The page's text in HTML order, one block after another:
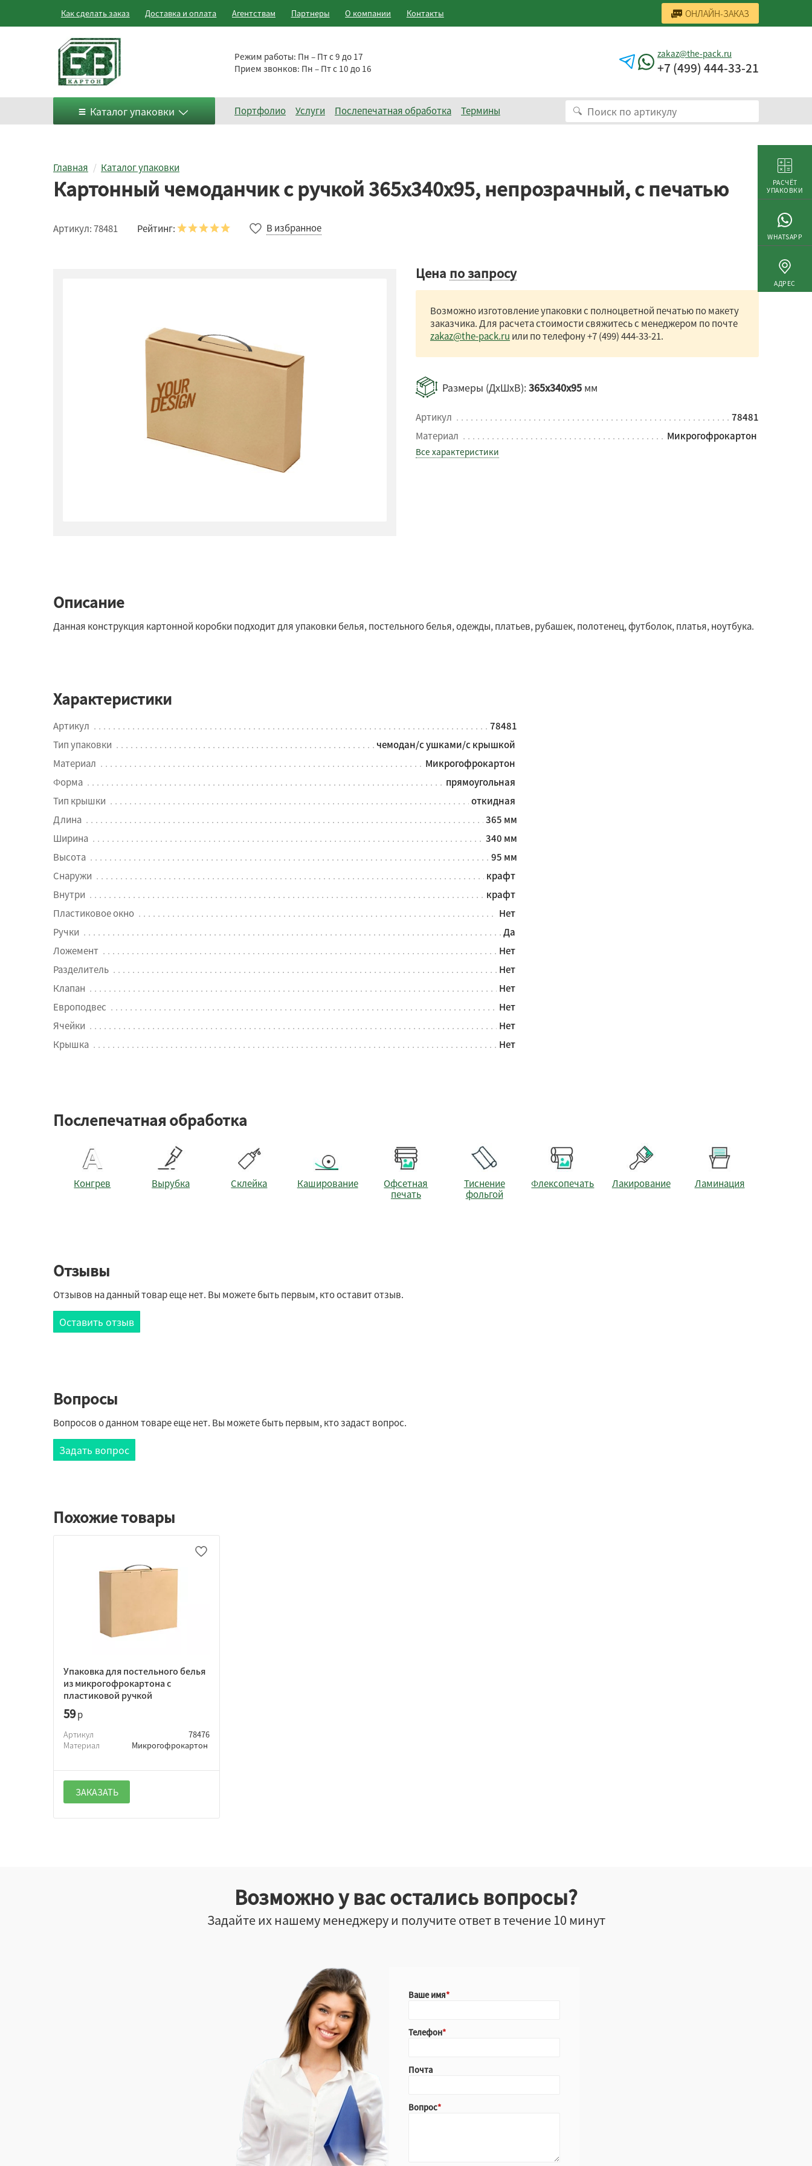
Как сделать заказ Доставка и оплата Агентствам Партнеры О компании Контакты ОНЛАЙН-ЗАКАЗ
Режим работы: Пн – Пт с 9 до 17
Прием звонков: Пн – Пт с 10 до 16
zakaz@the-pack.ru
+7 (499) 444-33-21
Каталог упаковки Портфолио Услуги Послепечатная обработка Термины
Главная Каталог упаковки
Картонный чемоданчик с ручкой 365х340х95, непрозрачный, с печатью
Артикул:78481 Рейтинг: В избранное
Цена по запросу
Возможно изготовление упаковки с полноцветной печатью по макету
заказчика. Для расчета стоимости свяжитесь с менеджером по почте
zakaz@the-pack.ru или по телефону+7 (499) 444-33-21.
Размеры (ДхШхВ):365x340x95 мм
Артикул
78481
Материал
Микрогофрокартон
Все характеристики
Описание
Данная конструкция картонной коробки подходит для упаковки белья, постельного белья, одежды, платьев, рубашек, полотенец, футболок, платья, ноутбука.
Характеристики
Артикул
78481
Тип упаковки
чемодан/с ушками/с крышкой
Материал
Микрогофрокартон
Форма
прямоугольная
Тип крышки
откидная
Длина
365 мм
Ширина
340 мм
Высота
95 мм
Снаружи
крафт
Внутри
крафт
Пластиковое окно
Нет
Ручки
Да
Ложемент
Нет
Разделитель
Нет
Клапан
Нет
Европодвес
Нет
Ячейки
Нет
Крышка
Нет
Послепечатная обработка
Конгрев Вырубка Склейка Каширование
Офсетная
печать
Тиснение
фольгой
Флексопечать Лакирование Ламинация
Отзывы
Отзывов на данный товар еще нет. Вы можете быть первым, кто оставит отзыв.
Оставить отзыв
Вопросы
Вопросов о данном товаре еще нет. Вы можете быть первым, кто задаст вопрос.
Задать вопрос
Похожие товары
Упаковка для постельного белья
из микрогофрокартона с
пластиковой ручкой
59р
Артикул
78476
Материал
Микрогофрокартон
ЗАКАЗАТЬ
Возможно у вас остались вопросы?
Задайте их нашему менеджеру и получите ответ в течение 10 минут
Ваше имя
Телефон
Почта
Вопрос
РАСЧЁТ
УПАКОВКИ
WHATSAPP
АДРЕС